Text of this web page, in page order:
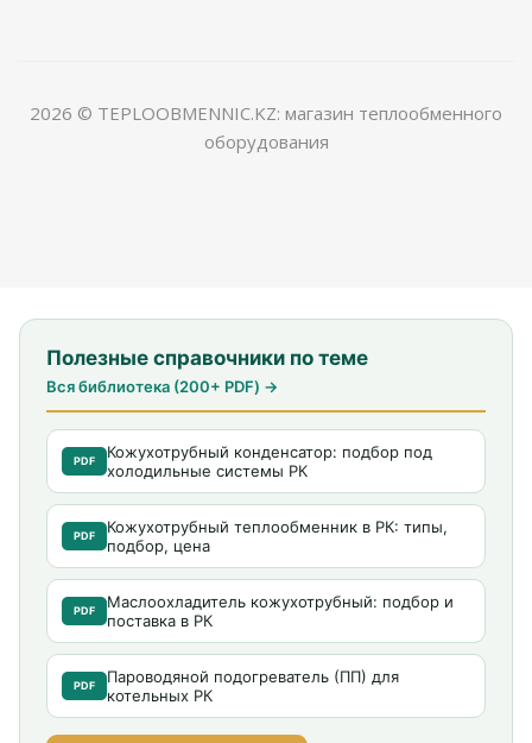
2026 © TEPLOOBMENNIC.KZ: магазин теплообменного
оборудования
Полезные справочники по теме
Вся библиотека (200+ PDF) →
PDF
Кожухотрубный конденсатор: подбор под
холодильные системы РК
PDF
Кожухотрубный теплообменник в РК: типы,
подбор, цена
PDF
Маслоохладитель кожухотрубный: подбор и
поставка в РК
PDF
Пароводяной подогреватель (ПП) для
котельных РК